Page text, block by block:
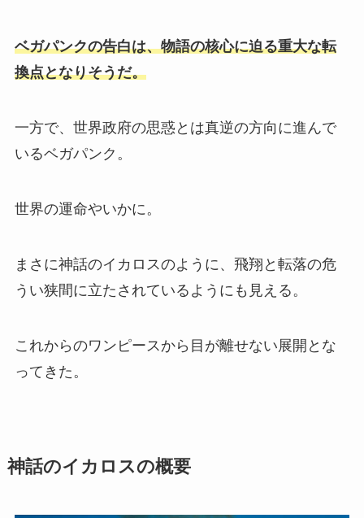
ベガパンクの告白は、物語の核心に迫る重大な転
換点となりそうだ。
一方で、世界政府の思惑とは真逆の方向に進んで
いるベガパンク。
世界の運命やいかに。
まさに神話のイカロスのように、飛翔と転落の危
うい狭間に立たされているようにも見える。
これからのワンピースから目が離せない展開とな
ってきた。
神話のイカロスの概要